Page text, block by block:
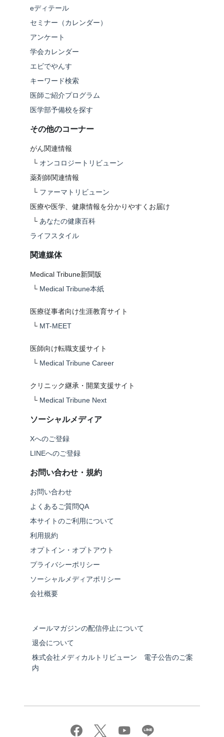
eディテール
セミナー（カレンダー）
アンケート
学会カレンダー
エビでやんす
キーワード検索
医師ご紹介プログラム
医学部予備校を探す
その他のコーナー
がん関連情報
└ オンコロジートリビューン
薬剤師関連情報
└ ファーマトリビューン
医療や医学、健康情報を分かりやすくお届け
└ あなたの健康百科
ライフスタイル
関連媒体
Medical Tribune新聞版
└ Medical Tribune本紙
医療従事者向け生涯教育サイト
└ MT-MEET
医師向け転職支援サイト
└ Medical Tribune Career
クリニック継承・開業支援サイト
└ Medical Tribune Next
ソーシャルメディア
Xへのご登録
LINEへのご登録
お問い合わせ・規約
お問い合わせ
よくあるご質問QA
本サイトのご利用について
利用規約
オプトイン・オプトアウト
プライバシーポリシー
ソーシャルメディアポリシー
会社概要
メールマガジンの配信停止について
退会について
株式会社メディカルトリビューン 電子公告のご案
内